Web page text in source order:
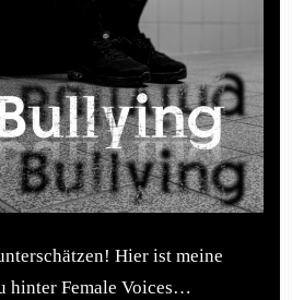
Hier ist meine
hinter Female Voices…